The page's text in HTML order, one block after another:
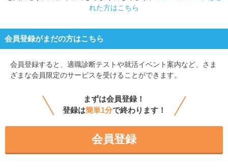
れた方はこちら
会員登録がまだの方はこちら
会員登録すると、 適職診断テストや就活イベント案内など、さま
ざまな会員限定のサービスを受けることができます。
まずは会員登録！
登録は簡単1分で終わります！
会員登録